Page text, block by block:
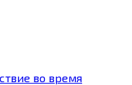
во время